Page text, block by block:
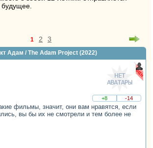
будущее.
1 2 3
Адам / The Adam Project (2022)
+8 -14
фильмы, значит, они вам нравятся, если
вы бы их не смотрели и тем более не